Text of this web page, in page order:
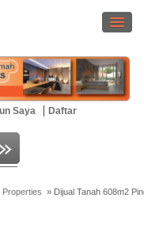
Saya Daftar
Properties » Dijual Tanah 608m2